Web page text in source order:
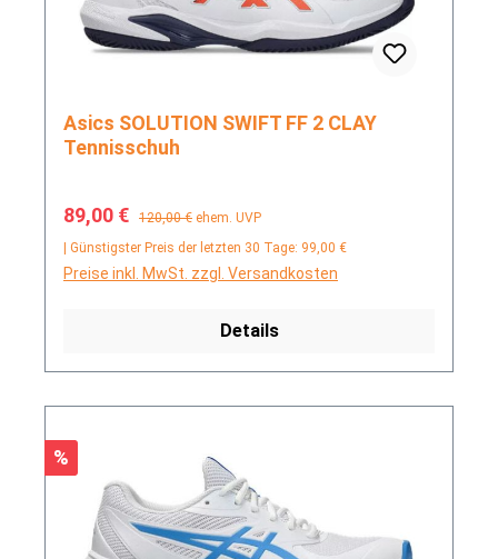
Asics SOLUTION SWIFT FF 2 CLAY
Tennisschuh
Verkaufspreis:
89,00 € Regulärer Preis:
120,00 € ehem. UVP
| Günstigster Preis der letzten 30 Tage: 99,00 €
Preise inkl. MwSt. zzgl. Versandkosten
Details
Rabatt
%